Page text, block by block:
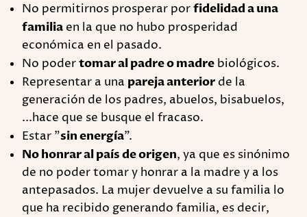
No permitirnos prosperar porfidelidad a una
familia en la que no hubo prosperidad
económica en el pasado.
No podertomar al padre o madre biológicos.
Representar a una pareja anterior de la
generación de los padres, abuelos, bisabuelos,
...hace que se busque el fracaso.
Estar "sin energía”.
No honrar al país de origen, ya que es sinónimo
de no poder tomar y honrar a la madre y a los
antepasados. La mujer devuelve a su familia lo
que ha recibido generando familia, es decir,